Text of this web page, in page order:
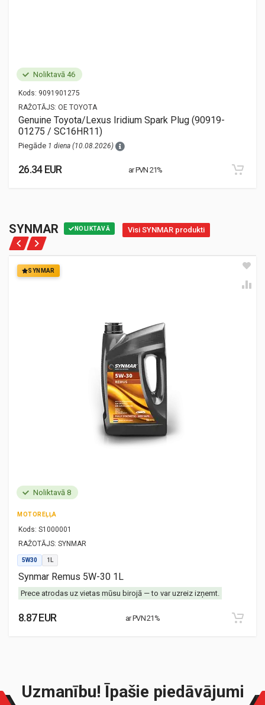
Noliktavā 46
Kods: 9091901275
RAŽOTĀJS: OE TOYOTA
Genuine Toyota/Lexus Iridium Spark Plug (90919-
01275 / SC16HR11)
Piegāde 1 diena (10.08.2026)
26.34 EUR ar PVN 21%
SYNMAR NOLIKTAVĀ Visi SYNMAR produkti
SYNMAR
Noliktavā 8
MOTOREĻĻA
Kods: S1000001
RAŽOTĀJS: SYNMAR
5W30 1L
Synmar Remus 5W-30 1L
Prece atrodas uz vietas mūsu birojā — to var uzreiz izņemt.
8.87 EUR ar PVN 21%
Uzmanību! Īpašie piedāvājumi